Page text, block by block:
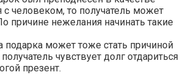
с человеком, то получатель может
причине нежелания начинать такие
подарка может тоже стать причиной
чувствует долг отдариться
презент.